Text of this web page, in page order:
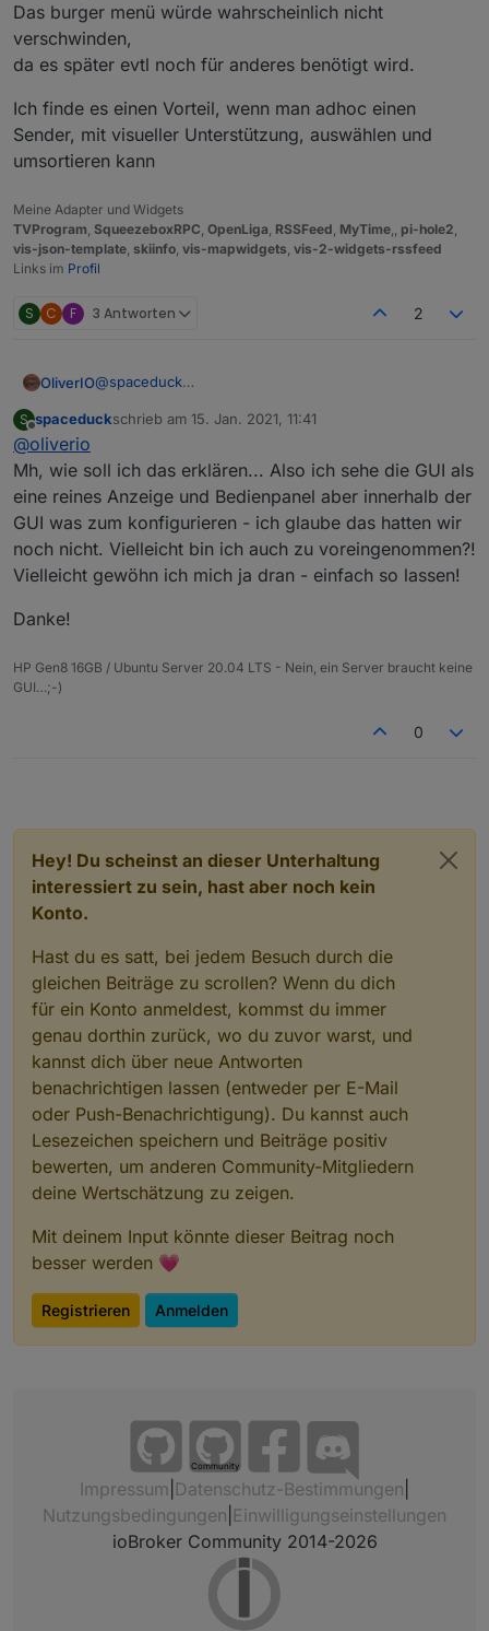
Datenquelle Enigma2 Receiver wurde ja schon
würde!
Das burger menü würde wahrscheinlich nicht
verschwinden,
da es später evtl noch für anderes benötigt wird.
Ich finde es einen Vorteil, wenn man adhoc einen
Sender, mit visueller Unterstützung, auswählen und
umsortieren kann
Meine Adapter und Widgets
TVProgram, SqueezeboxRPC, OpenLiga, RSSFeed, MyTime,, pi-hole2,
vis-json-template, skiinfo, vis-mapwidgets, vis-2-widgets-rssfeed
Links im Profil
S C F 3 Antworten 2
OliverIO@spaceduck
ungünstig?
verschwinden,
da es später evtl noch für anderes benötigt wird.
Ich finde es einen Vorteil, wenn man adhoc einen
umsortieren kann
S
Offline
spaceduckschrieb am 15. Jan. 2021, 11:41
zuletzt editiert von
@oliverio
Mh, wie soll ich das erklären... Also ich sehe die GUI als
eine reines Anzeige und Bedienpanel aber innerhalb der
GUI was zum konfigurieren - ich glaube das hatten wir
noch nicht. Vielleicht bin ich auch zu voreingenommen?!
Vielleicht gewöhn ich mich ja dran - einfach so lassen!
Danke!
HP Gen8 16GB / Ubuntu Server 20.04 LTS - Nein, ein Server braucht keine
GUI…;-)
0
Hey! Du scheinst an dieser Unterhaltung
interessiert zu sein, hast aber noch kein
Konto.
Hast du es satt, bei jedem Besuch durch die
gleichen Beiträge zu scrollen? Wenn du dich
für ein Konto anmeldest, kommst du immer
genau dorthin zurück, wo du zuvor warst, und
kannst dich über neue Antworten
benachrichtigen lassen (entweder per E-Mail
oder Push-Benachrichtigung). Du kannst auch
Lesezeichen speichern und Beiträge positiv
bewerten, um anderen Community-Mitgliedern
deine Wertschätzung zu zeigen.
Mit deinem Input könnte dieser Beitrag noch
besser werden 💗
Registrieren Anmelden
Community
Impressum Datenschutz-Bestimmungen
Nutzungsbedingungen Einwilligungseinstellungen
ioBroker Community 2014-2026